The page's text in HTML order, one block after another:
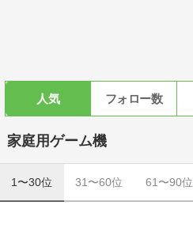
人気 フォロー数
家庭用ゲーム機
1〜30位 31〜60位 61〜90位